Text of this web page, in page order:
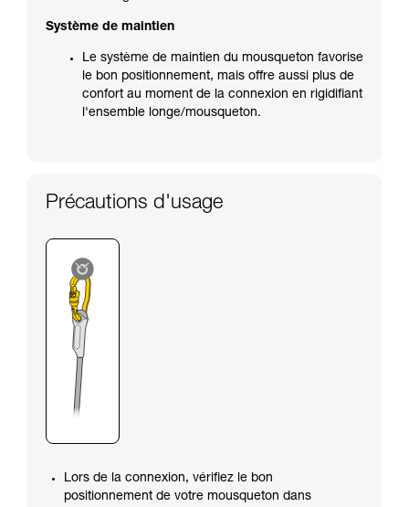
Système de maintien
Le système de maintien du mousqueton favorise
le bon positionnement, mais offre aussi plus de
confort au moment de la connexion en rigidifiant
l'ensemble longe/mousqueton.
Précautions d'usage
Lors de la connexion, vérifiez le bon
positionnement de votre mousqueton dans